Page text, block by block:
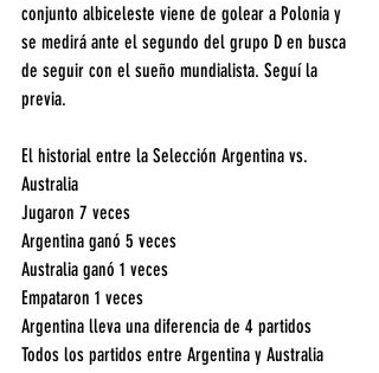
conjunto albiceleste viene de golear a Polonia y
se medirá ante el segundo del grupo D en busca
de seguir con el sueño mundialista. Seguí la
previa.
El historial entre la Selección Argentina vs.
Australia
Jugaron 7 veces
Argentina ganó 5 veces
Australia ganó 1 veces
Empataron 1 veces
Argentina lleva una diferencia de 4 partidos
Todos los partidos entre Argentina y Australia